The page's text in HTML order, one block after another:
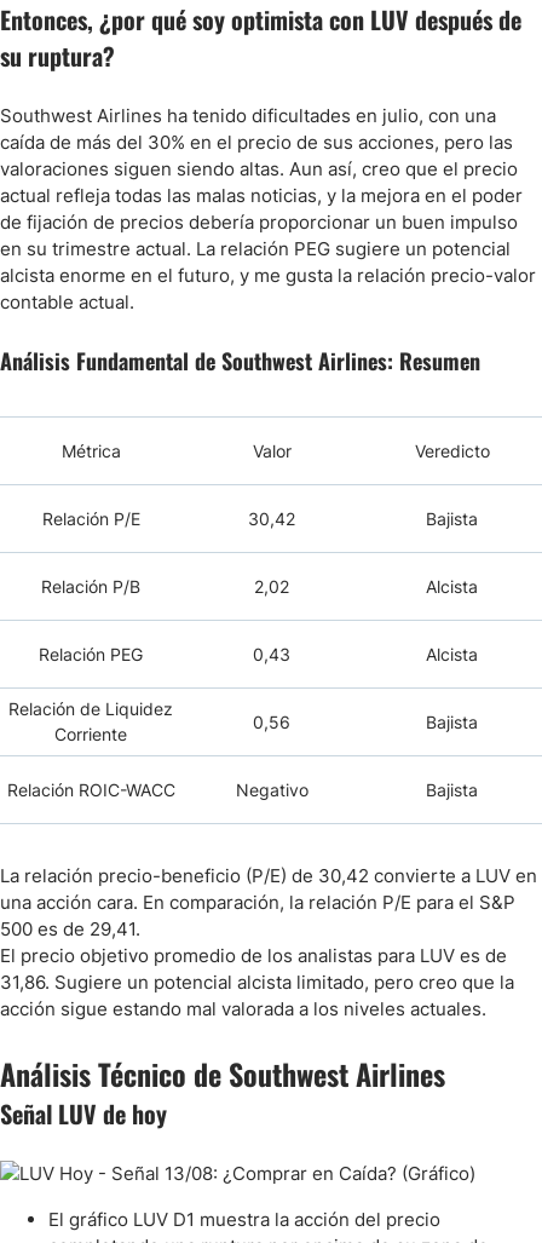
Entonces, ¿por qué soy optimista con LUV después de
su ruptura?
Southwest Airlines ha tenido dificultades en julio, con una
caída de más del 30% en el precio de sus acciones, pero las
valoraciones siguen siendo altas. Aun así, creo que el precio
actual refleja todas las malas noticias, y la mejora en el poder
de fijación de precios debería proporcionar un buen impulso
en su trimestre actual. La relación PEG sugiere un potencial
alcista enorme en el futuro, y me gusta la relación precio-valor
contable actual.
Análisis Fundamental de Southwest Airlines: Resumen
Métrica Valor Veredicto
Relación P/E 30,42 Bajista
Relación P/B 2,02 Alcista
Relación PEG 0,43 Alcista
Relación de Liquidez
Corriente
0,56 Bajista
Relación ROIC-WACC Negativo Bajista
La relación precio-beneficio (P/E) de 30,42 convierte a LUV en
una acción cara. En comparación, la relación P/E para el S&P
500 es de 29,41.
El precio objetivo promedio de los analistas para LUV es de
31,86. Sugiere un potencial alcista limitado, pero creo que la
acción sigue estando mal valorada a los niveles actuales.
Análisis Técnico de Southwest Airlines
Señal LUV de hoy
El gráfico LUV D1 muestra la acción del precio